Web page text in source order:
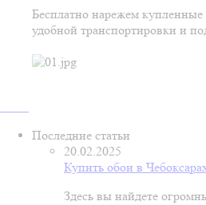
Бесплатно нарежем купленные
удобной транспортировки и
Последние статьи
20.02.2025
Купить обои в
Здесь вы найдете